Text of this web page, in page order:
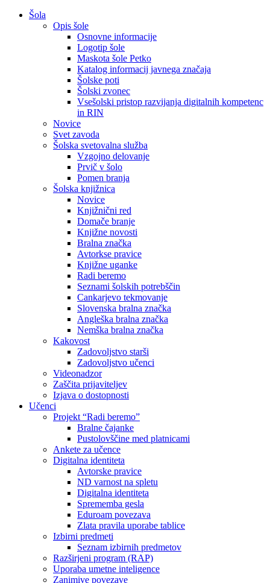
Šola
Opis šole
Osnovne informacije
Logotip šole
Maskota šole Petko
Katalog informacij javnega značaja
Šolske poti
Šolski zvonec
Vsešolski pristop razvijanja digitalnih kompetenc
in RIN
Novice
Svet zavoda
Šolska svetovalna služba
Vzgojno delovanje
Prvič v šolo
Pomen branja
Šolska knjižnica
Novice
Knjižnični red
Domače branje
Knjižne novosti
Bralna značka
Avtorkse pravice
Knjižne uganke
Radi beremo
Seznami šolskih potrebščin
Cankarjevo tekmovanje
Slovenska bralna značka
Angleška bralna značka
Nemška bralna značka
Kakovost
Zadovoljstvo starši
Zadovoljstvo učenci
Videonadzor
Zaščita prijaviteljev
Izjava o dostopnosti
Učenci
Projekt “Radi beremo”
Bralne čajanke
Pustolovščine med platnicami
Ankete za učence
Digitalna identiteta
Avtorske pravice
ND varnost na spletu
Digitalna identiteta
Sprememba gesla
Eduroam povezava
Zlata pravila uporabe tablice
Izbirni predmeti
Seznam izbirnih predmetov
Razširjeni program (RAP)
Uporaba umetne inteligence
Zanimive povezave